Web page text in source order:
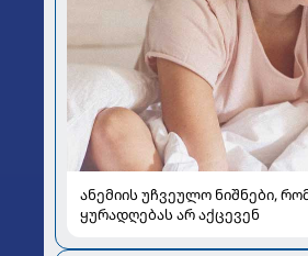
ანემიის უჩვეულო ნიშნები,
ყურადღებას არ აქცევენ